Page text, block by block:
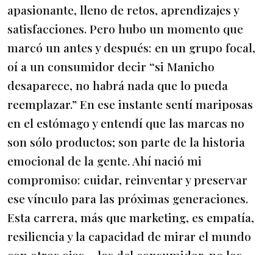
apasionante, lleno de retos, aprendizajes y
satisfacciones. Pero hubo un momento que
marcó un antes y después: en un grupo focal,
oí a un consumidor decir “si Manicho
desaparece, no habrá nada que lo pueda
reemplazar.” En ese instante sentí mariposas
en el estómago y entendí que las marcas no
son sólo productos; son parte de la historia
emocional de la gente. Ahí nació mi
compromiso: cuidar, reinventar y preservar
ese vínculo para las próximas generaciones.
Esta carrera, más que marketing, es empatía,
resiliencia y la capacidad de mirar el mundo